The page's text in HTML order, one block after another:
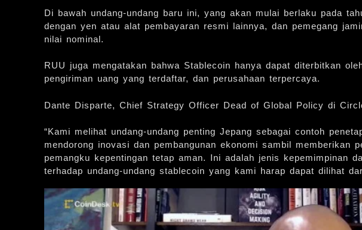
Di bawah undang-undang baru ini, yang akan mulai berlaku pada
dengan yen atau alat pembayaran resmi lainnya, dan pemegang
nilai nominal.
RUU juga mengatakan bahwa Stablecoin hanya dapat diterbitkan
pengiriman uang yang terdaftar, dan perusahaan terpercaya.
Dante Disparte, Chief Strategy Officer Dead of Global Policy di
“Kami melihat undang-undang penting Jepang sebagai contoh
mendorong inovasi dan pembangunan ekonomi sambil memberikan
pemangku kepentingan tetap aman. Ini adalah jenis kepemimpinan
terhadap undang-undang stablecoin yang kami harap dapat dilihat